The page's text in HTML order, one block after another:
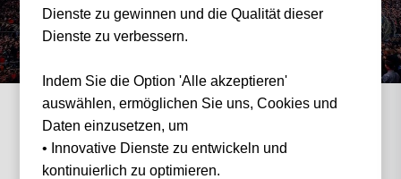
36 Events gefunden
Dienste zu gewinnen und die Qualität dieser
Dienste zu verbessern.
Indem Sie die Option 'Alle akzeptieren'
auswählen, ermöglichen Sie uns, Cookies und
Daten einzusetzen, um
• Innovative Dienste zu entwickeln und
kontinuierlich zu optimieren.